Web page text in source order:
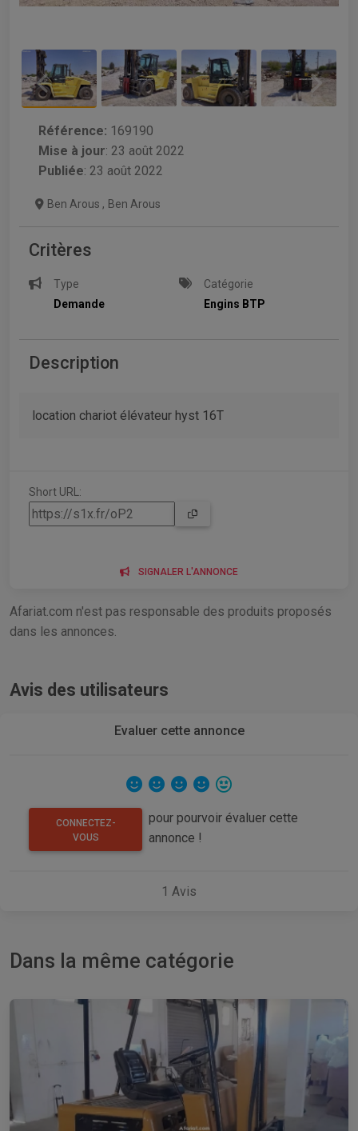
Référence: 169190
Mise à jour: 23 août 2022
Publiée: 23 août 2022
Ben Arous , Ben Arous
Critères
Type
Demande
Catégorie
Engins BTP
Description
location chariot élévateur hyst 16T
Short URL:
SIGNALER L'ANNONCE
Afariat.com n'est pas responsable des produits proposés
dans les annonces.
Avis des utilisateurs
Evaluer cette annonce
CONNECTEZ-
VOUS
pour pourvoir évaluer cette
annonce !
1 Avis
Dans la même catégorie